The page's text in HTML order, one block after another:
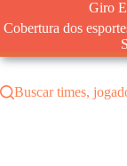
para
conteúdo
Giro
Cobertura dos
Buscar times,